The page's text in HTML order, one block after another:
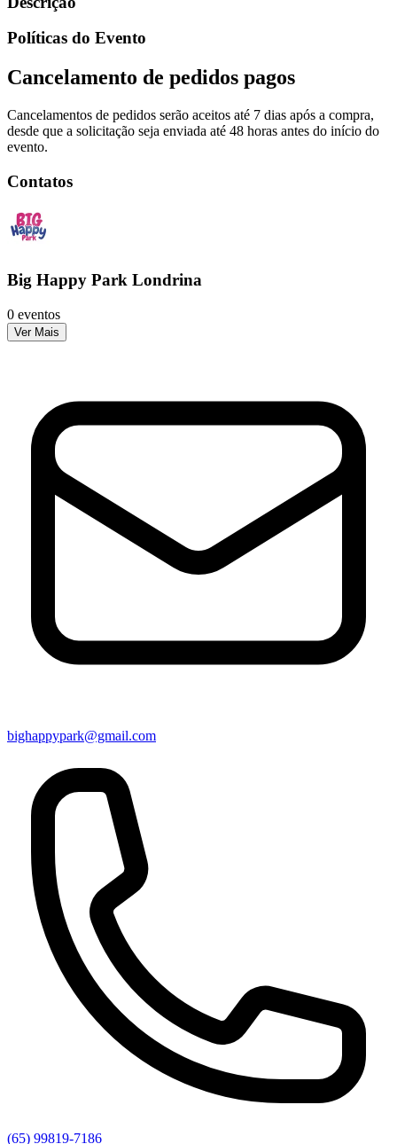
Políticas do Evento
Cancelamento de pedidos pagos
Cancelamentos de pedidos serão aceitos até 7 dias após a compra,
desde que a solicitação seja enviada até 48 horas antes do início do
evento.
Contatos
Big Happy Park Londrina
0 eventos
Ver Mais
bighappypark@gmail.com
(65) 99819-7186